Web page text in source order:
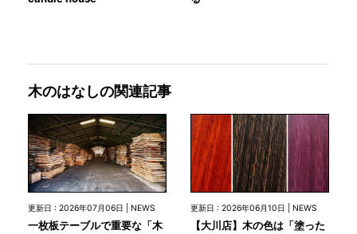
木のはなしの関連記事
更新日 : 2026年07月06日 | NEWS
一枚板テーブルで重要な「木
更新日 : 2026年06月10日 | NEWS
【大川店】木の色は「塗った